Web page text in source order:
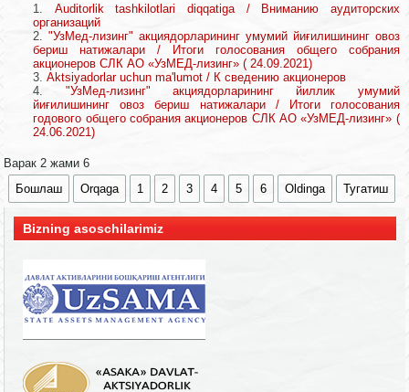
Auditorlik tashkilotlari diqqatiga / Вниманию аудиторских
организаций
"УзМед-лизинг" акциядорларининг умумий йиғилишининг овоз
бериш натижалари / Итоги голосования общего собрания
акционеров СЛК АО «УзМЕД-лизинг» ( 24.09.2021)
Aktsiyadorlar uchun ma'lumot / К сведению акционеров
"УзМед-лизинг" акциядорларининг йиллик умумий
йиғилишининг овоз бериш натижалари / Итоги голосования
годового общего собрания акционеров СЛК АО «УзМЕД-лизинг» (
24.06.2021)
Варак 2 жами 6
Бошлаш
Orqaga 1 2 3 4 5 6 Oldinga Тугатиш
Bizning asoschilarimiz